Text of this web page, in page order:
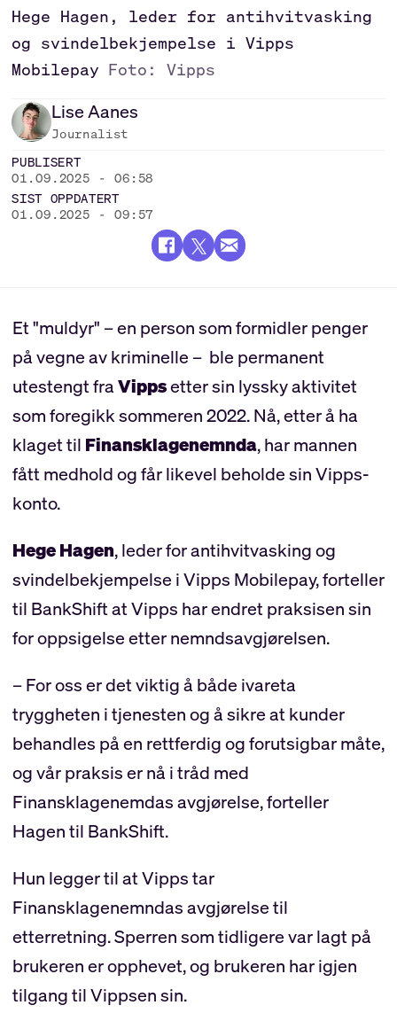
Hege Hagen, leder for antihvitvasking
og svindelbekjempelse i Vipps
Mobilepay Foto: Vipps
LiseAanes
Journalist
PUBLISERT
01.09.2025 - 06:58
SIST OPPDATERT
01.09.2025 - 09:57
Et "muldyr" – en person som formidler penger
på vegne av kriminelle – ble permanent
utestengt fraVippsetter sin lyssky aktivitet
som foregikk sommeren 2022. Nå, etter å ha
klaget til Finansklagenemnda, har mannen
fått medhold og får likevel beholde sin Vipps-
konto.
Hege Hagen, leder for antihvitvasking og
svindelbekjempelse i Vipps Mobilepay, forteller
til BankShift at Vipps har endret praksisen sin
for oppsigelse etter nemndsavgjørelsen.
– For oss er det viktig å både ivareta
tryggheten i tjenesten og å sikre at kunder
behandles på en rettferdig og forutsigbar måte,
og vår praksis er nå i tråd med
Finansklagenemdas avgjørelse, forteller
Hagen til BankShift.
Hun legger til at Vipps tar
Finansklagenemndas avgjørelse til
etterretning. Sperren som tidligere var lagt på
brukeren er opphevet, og brukeren har igjen
tilgang til Vippsen sin.